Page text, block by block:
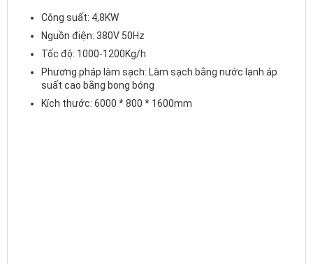
Công suất: 4,8KW
Nguồn điện: 380V 50Hz
Tốc độ: 1000-1200Kg/h
Phương pháp làm sạch: Làm sạch bằng nước lạnh áp
suất cao bằng bong bóng
Kích thước: 6000 * 800 * 1600mm